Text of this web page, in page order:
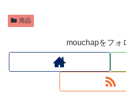
商品
mouchapをフォ